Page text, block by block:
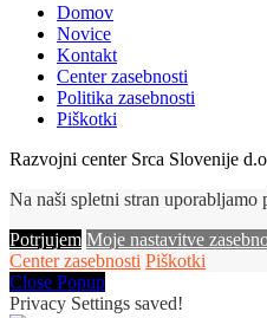
Domov
Novice
Kontakt
Center zasebnosti
Politika zasebnosti
Piškotki
Razvojni center Srca Slovenije
Na naši spletni stran
Potrjujem Moje nastavitve
Center zasebnosti Piškotki
Close Popup
Privacy Settings saved!